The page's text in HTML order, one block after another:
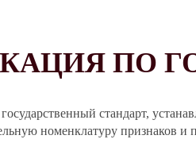
ПО
стандарт,
номенклатуру признаков и